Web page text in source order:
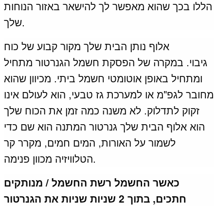
הללו בכך שהוא מאפשר לך להישאר באזור הנוחות
שלך.
אלוף נותן הבית שלך מקור קבוע של כוח
גיבוי. במקרה של הפסקת חשמל הגנרטור מתחיל
ומתחיל באופן אוטומטי חשמל ביתי. מכיוון שהוא
מחובר לגפ"מ או למערכת גז טבעי, הוא לעולם אינו
זקוק לתדלוק. לא משנה כמה זמן את הכוח שלך
הוא אלוף הבית שלך גנרטור המתנה הוא שם כדי
לשמור על האורות, המים חמים, מקרר קר
הטלוויזיה מכוון פנימה.
כאשר החשמל רשת החשמל / מנותקים
חתכים, בתוך 2 שניות שניות את הגנרטור